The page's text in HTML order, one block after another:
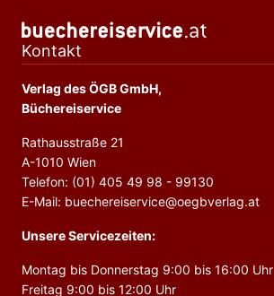
Kontakt
Verlag des ÖGB GmbH,
Büchereiservice
Rathausstraße 21
A-1010 Wien
Telefon: (01) 405 49 98 - 99130
E-Mail: buechereiservice@oegbverlag.at
Unsere Servicezeiten:
Montag bis Donnerstag 9:00 bis 16:00 Uhr
Freitag 9:00 bis 12:00 Uhr